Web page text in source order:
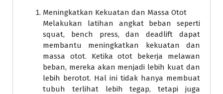
Meningkatkan Kekuatan dan Massa Otot
Melakukan latihan angkat beban seperti
squat, bench press, dan deadlift dapat
membantu meningkatkan kekuatan dan
massa otot. Ketika otot bekerja melawan
beban, mereka akan menjadi lebih kuat dan
lebih berotot. Hal ini tidak hanya membuat
tubuh terlihat lebih tegap, tetapi juga